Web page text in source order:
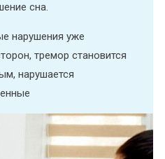
сна.
нарушения уже
тремор становится
нарушается